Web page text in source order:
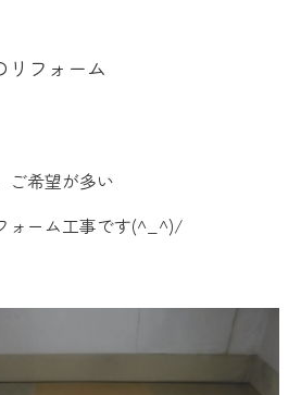
リフォーム
ご希望が多い
ォーム工事です(^_^)/